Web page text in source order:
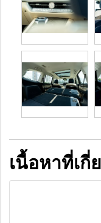
เนื้อหาที่เกี่